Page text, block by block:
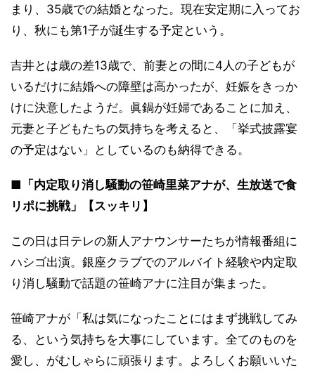
まり、35歳での結婚となった。現在安定期に入ってお
り、秋にも第1子が誕生する予定という。
吉井とは歳の差13歳で、前妻との間に4人の子どもが
いるだけに結婚への障壁は高かったが、妊娠をきっか
けに決意したようだ。眞鍋が妊婦であることに加え、
元妻と子どもたちの気持ちを考えると、「挙式披露宴
の予定はない」としているのも納得できる。
■「内定取り消し騒動の笹崎里菜アナが、生放送で食
リポに挑戦」【スッキリ】
この日は日テレの新人アナウンサーたちが情報番組に
ハシゴ出演。銀座クラブでのアルバイト経験や内定取
り消し騒動で話題の笹崎アナに注目が集まった。
笹崎アナが「私は気になったことにはまず挑戦してみ
る、という気持ちを大事にしています。全てのものを
愛し、がむしゃらに頑張ります。よろしくお願いいた